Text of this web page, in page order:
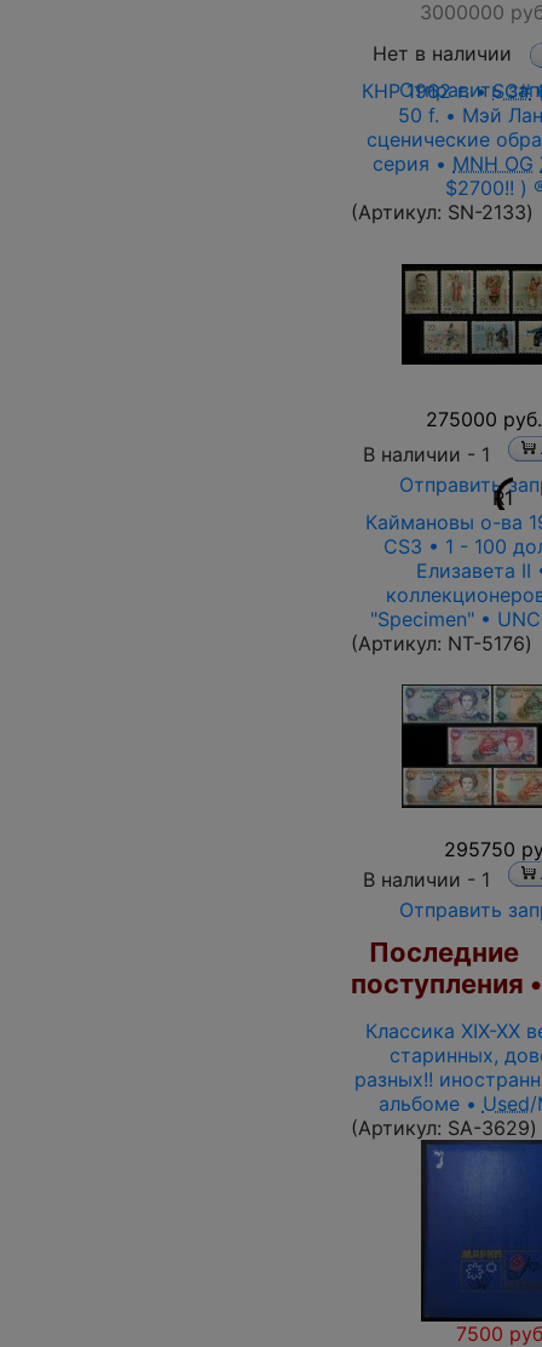
3000000
Нет в наличии
Отправить
КНР 1962 г. •SC#
50 f. • Мэй
сценические
серия • MNH OG
$2700!! )
(Артикул: SN-2133)
275000 руб.
В наличии - 1
Отправить
R1
Каймановы о-ва
CS3 • 1 - 100
Елизавета II
"Specimen" •
(Артикул: NT-5176)
295750
В наличии - 1
Отправить
Последние
поступления
Классика XIX-XX
старинных,
разных!!
альбоме • Used/
(Артикул: SA-3629)
7500